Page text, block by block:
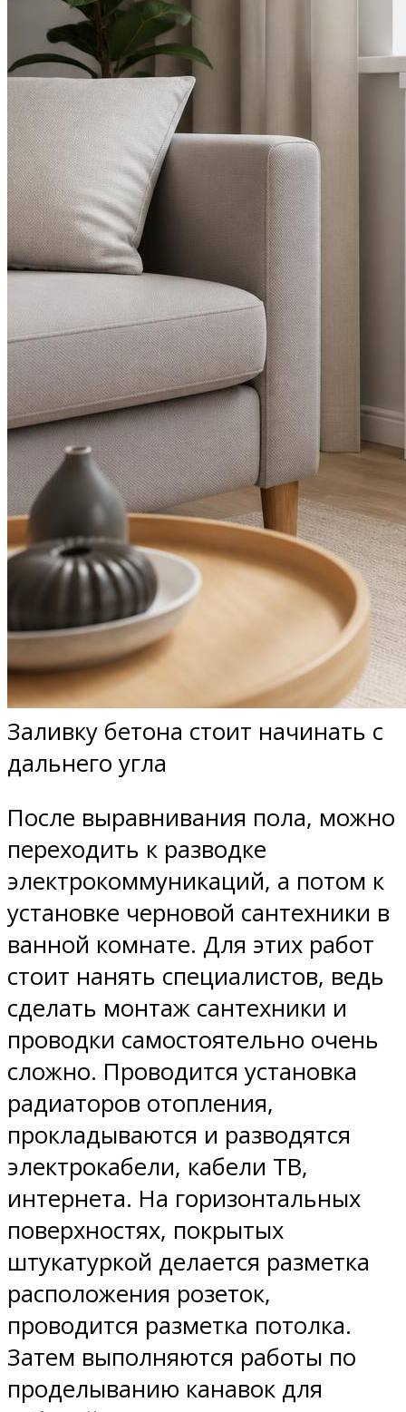
Заливку бетона стоит начинать с
дальнего угла
После выравнивания пола, можно
переходить к разводке
электрокоммуникаций, а потом к
установке черновой сантехники в
ванной комнате. Для этих работ
стоит нанять специалистов, ведь
сделать монтаж сантехники и
проводки самостоятельно очень
сложно. Проводится установка
радиаторов отопления,
прокладываются и разводятся
электрокабели, кабели ТВ,
интернета. На горизонтальных
поверхностях, покрытых
штукатуркой делается разметка
расположения розеток,
проводится разметка потолка.
Затем выполняются работы по
проделыванию канавок для